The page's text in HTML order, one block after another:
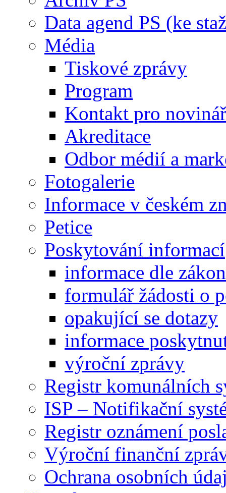
Data agend PS (ke
Média
Tiskové zprávy
Program
Kontakt pro
Akreditace
Odbor médií a
Fotogalerie
Informace v českém
Petice
Poskytování informací
informace dle
formulář žádosti o
opakující se dotazy
informace
výroční zprávy
Registr komunálních
ISP – Notifikační
Registr oznámení
Výroční finanční
Ochrana osobních